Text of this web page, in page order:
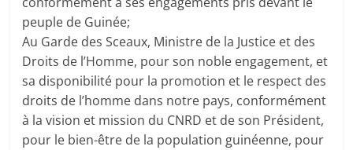
peuple de Guinée;
Au Garde des Sceaux, Ministre de la Justice et des
Droits de l’Homme, pour son noble engagement, et
sa disponibilité pour la promotion et le respect des
droits de l’homme dans notre pays, conformément
à la vision et mission du CNRD et de son Président,
pour le bien-être de la population guinéenne, pour